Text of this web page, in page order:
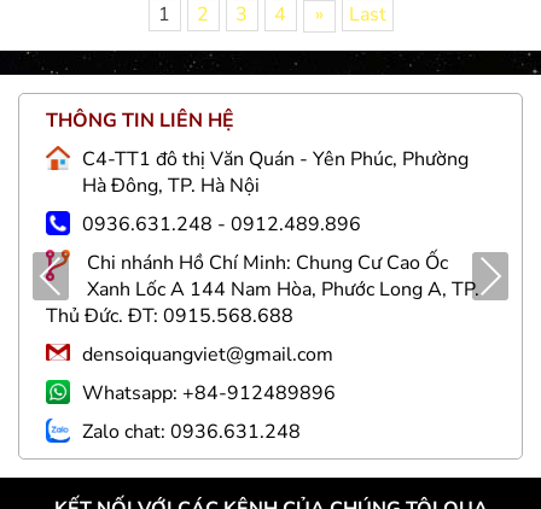
1 2 3 4 » Last
THÔNG TIN LIÊN HỆ
C4-TT1 đô thị Văn Quán - Yên Phúc, Phường
Hà Đông, TP. Hà Nội
0936.631.248 - 0912.489.896
Chi nhánh Hồ Chí Minh: Chung Cư Cao Ốc
Xanh Lốc A 144 Nam Hòa, Phước Long A, TP.
Thủ Đức. ĐT: 0915.568.688
densoiquangviet@gmail.com
Whatsapp: +84-912489896
Zalo chat: 0936.631.248
Pre
viou
s
Nex
t